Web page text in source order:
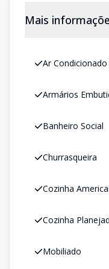
Mais
Ar Condicionado
Armários
Banheiro Social
Churrasqueira
Cozinha
Cozinha
Mobiliado